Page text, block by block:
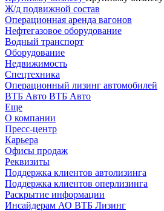
Ж/д подвижной состав
Операционная аренда вагонов
Нефтегазовое оборудование
Водный транспорт
Оборудование
Недвижимость
Спецтехника
Операционный лизинг автомобилей
ВТБ Авто ВТБ Авто
Еще
О компании
Пресс-центр
Карьера
Офисы продаж
Реквизиты
Поддержка клиентов автолизинга
Поддержка клиентов оперлизинга
Раскрытие информации
Инсайдерам АО ВТБ Лизинг